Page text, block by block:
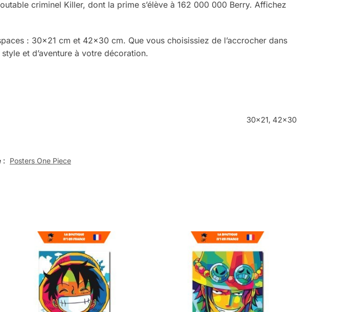
criminel Killer, dont la prime s’élève à 162 000 000 Berry. Affichez
: 30×21 cm et 42×30 cm. Que vous choisissiez de l’accrocher dans
et d’aventure à votre décoration.
30×21, 42×30
: Posters One Piece